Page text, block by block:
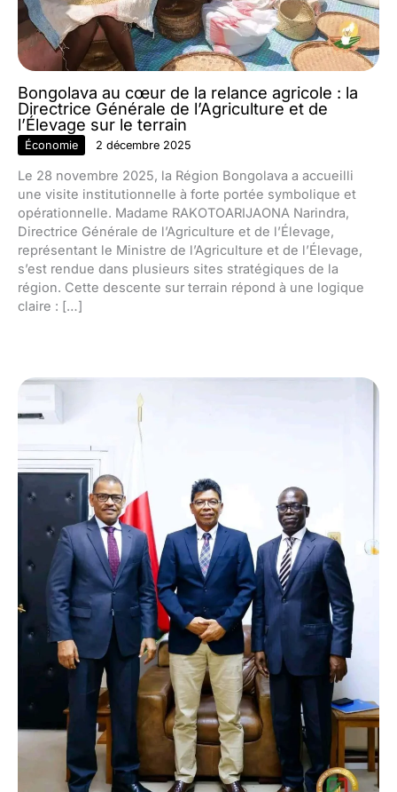
Bongolava au cœur de la relance agricole : la
Directrice Générale de l’Agriculture et de
l’Élevage sur le terrain
Économie 2 décembre 2025
Le 28 novembre 2025, la Région Bongolava a accueilli
une visite institutionnelle à forte portée symbolique et
opérationnelle. Madame RAKOTOARIJAONA Narindra,
Directrice Générale de l’Agriculture et de l’Élevage,
représentant le Ministre de l’Agriculture et de l’Élevage,
s’est rendue dans plusieurs sites stratégiques de la
région. Cette descente sur terrain répond à une logique
claire : […]